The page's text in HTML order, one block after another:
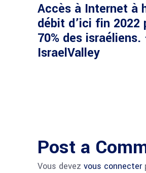
Accès à Internet à
débit d’ici fin 2022
70% des israéliens.
IsraelValley
Post a
Vous devez vous connecter